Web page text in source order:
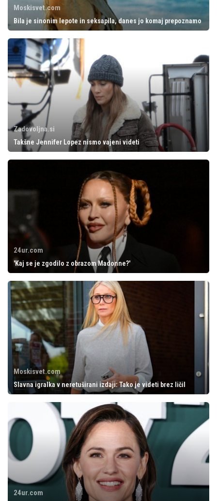
Moskisvet.com
Bila je sinonim lepote in seksapila, danes jo komaj prepoznamo
Zadovoljna.si
Takšne Jennifer Lopez nismo vajeni videti
24ur.com
'Kaj se je zgodilo z obrazom Madonne?'
Moskisvet.com
Slavna igralka v neretuširani izdaji: Tako je videti brez ličil
24ur.com